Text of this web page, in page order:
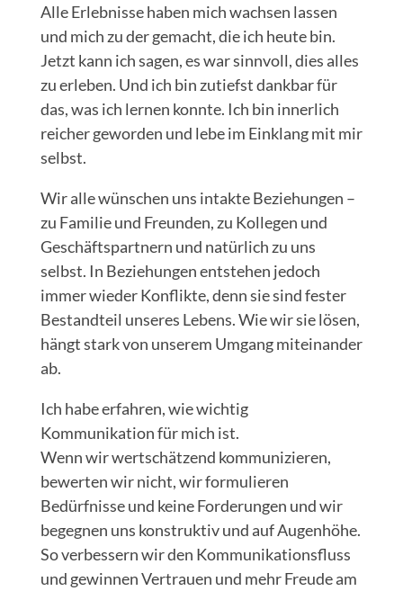
Alle Erlebnisse haben mich wachsen lassen
und mich zu der gemacht, die ich heute bin.
Jetzt kann ich sagen, es war sinnvoll, dies alles
zu erleben. Und ich bin zutiefst dankbar für
das, was ich lernen konnte. Ich bin innerlich
reicher geworden und lebe im Einklang mit mir
selbst.
Wir alle wünschen uns intakte Beziehungen –
zu Familie und Freunden, zu Kollegen und
Geschäftspartnern und natürlich zu uns
selbst. In Beziehungen entstehen jedoch
immer wieder Konflikte, denn sie sind fester
Bestandteil unseres Lebens. Wie wir sie lösen,
hängt stark von unserem Umgang miteinander
ab.
Ich habe erfahren, wie wichtig
Kommunikation für mich ist.
Wenn wir wertschätzend kommunizieren,
bewerten wir nicht, wir formulieren
Bedürfnisse und keine Forderungen und wir
begegnen uns konstruktiv und auf Augenhöhe.
So verbessern wir den Kommunikationsfluss
und gewinnen Vertrauen und mehr Freude am